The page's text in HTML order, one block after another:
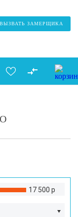
ВЫЗВАТЬ ЗАМЕРЩИКА
17 500 р